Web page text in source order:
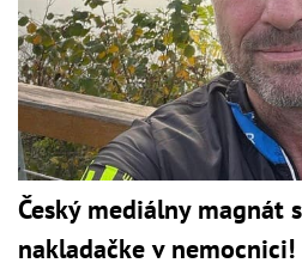
Český mediálny magnát
nakladačke v